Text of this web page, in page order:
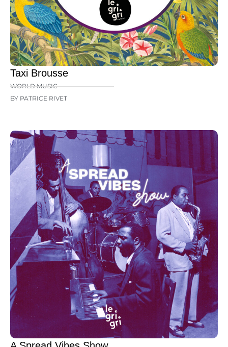
Taxi Brousse
WORLD MUSIC
BY PATRICE RIVET